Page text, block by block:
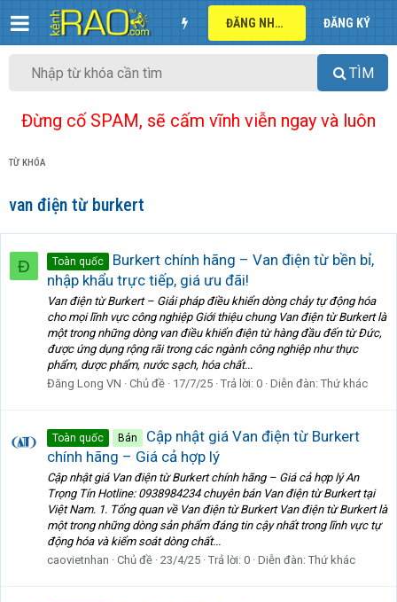
ĐĂNG NHẬP ĐĂNG KÝ
TÌM
Đừng cố SPAM, sẽ cấm vĩnh viễn ngay và luôn
TỪ KHÓA
van điện từ burkert
Đ Toàn quốc
Burkert chính hãng – Van điện từ bền bỉ,
nhập khẩu trực tiếp, giá ưu đãi!
Van điện từ Burkert – Giải pháp điều khiển dòng chảy tự động hóa
cho mọi lĩnh vực công nghiệp Giới thiệu chung Van điện từ Burkert là
một trong những dòng van điều khiển điện từ hàng đầu đến từ Đức,
được ứng dụng rộng rãi trong các ngành công nghiệp như thực
phẩm, dược phẩm, nước sạch, hóa chất...
Đăng Long VN
Chủ đề 17/7/25 Trả lời: 0 Diễn đàn: Thứ khác
Toàn quốc Bán
Cập nhật giá Van điện từ Burkert
chính hãng – Giá cả hợp lý
Cập nhật giá Van điện từ Burkert chính hãng – Giá cả hợp lý An
Trọng Tín Hotline: 0938984234 chuyên bán Van điện từ Burkert tại
Việt Nam. 1. Tổng quan về Van điện từ Burkert Van điện từ Burkert là
một trong những dòng sản phẩm đáng tin cậy nhất trong lĩnh vực tự
động hóa và kiểm soát dòng chất...
caovietnhan
Chủ đề 23/4/25 Trả lời: 0 Diễn đàn: Thứ khác